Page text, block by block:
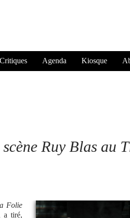
Critiques Agenda Kiosque
Ruy Blas au
Folie
a tiré,